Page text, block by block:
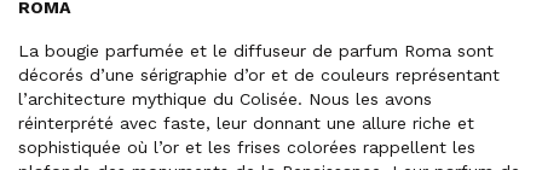
ROMA
La bougie parfumée et le diffuseur de parfum Roma sont
décorés d’une sérigraphie d’or et de couleurs représentant
l’architecture mythique du Colisée. Nous les avons
réinterprété avec faste, leur donnant une allure riche et
sophistiquée où l’or et les frises colorées rappellent les